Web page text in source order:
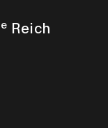
e Reich